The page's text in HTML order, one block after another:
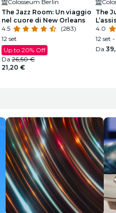
Colosseum Berlin
The Jazz Room: Un viaggio
nel cuore di New Orleans
4.5
(283)
12 set
Up to 20% Off
Da 26,50 €
21,20 €
The
4.0
12 set
Da